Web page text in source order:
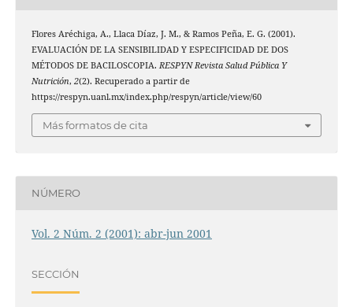
Flores Aréchiga, A., Llaca Díaz, J. M., & Ramos Peña, E. G. (2001).
EVALUACIÓN DE LA SENSIBILIDAD Y ESPECIFICIDAD DE DOS
MÉTODOS DE BACILOSCOPIA. RESPYN Revista Salud Pública Y
Nutrición, 2(2). Recuperado a partir de
https://respyn.uanl.mx/index.php/respyn/article/view/60
Más formatos de cita
NÚMERO
Vol. 2 Núm. 2 (2001): abr-jun 2001
SECCIÓN